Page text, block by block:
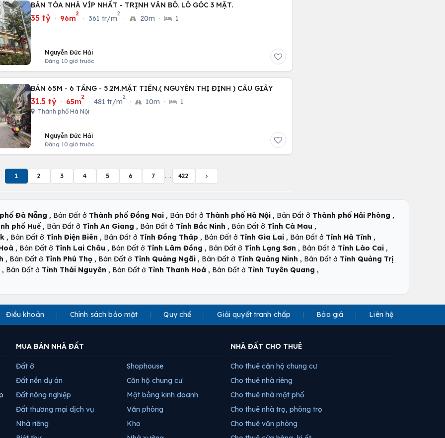
BÁN TÒA NHÀ VÍP NHẤT - TRỊNH VĂN BÔ. LÔ GÓC 3 MẶT.
35 tỷ · 96m
2
· 361 tr/m
2
· 20m · 1
Nguyễn Đức Hải
Đăng 10 giờ trước
BÁN 65M - 6 TẦNG - 5.2M.MẶT TIỀN.( NGUYỄN THỊ ĐỊNH ) CẦU GIẤY
31.5 tỷ · 65m
2
· 481 tr/m
2
· 10m · 1
Thành phố Hà Nội
Nguyễn Đức Hải
Đăng 10 giờ trước
1 2 3 4 5 6 7 ... 422
Đà Nẵng , Bán Đất ở Thành phố Đồng Nai , Bán Đất ở Thành phố Hà Nội , Bán Đất ở Thành phố Hải Phòng ,
phố Huế , Bán Đất ở Tỉnh An Giang , Bán Đất ở Tỉnh Bắc Ninh , Bán Đất ở Tỉnh Cà Mau ,
, Bán Đất ở Tỉnh Điện Biên , Bán Đất ở Tỉnh Đồng Tháp , Bán Đất ở Tỉnh Gia Lai , Bán Đất ở Tỉnh Hà Tĩnh ,
, Bán Đất ở Tỉnh Lai Châu , Bán Đất ở Tỉnh Lâm Đồng , Bán Đất ở Tỉnh Lạng Sơn , Bán Đất ở Tỉnh Lào Cai ,
, Bán Đất ở Tỉnh Phú Thọ , Bán Đất ở Tỉnh Quảng Ngãi , Bán Đất ở Tỉnh Quảng Ninh , Bán Đất ở Tỉnh Quảng Trị
, Bán Đất ở Tỉnh Thái Nguyên , Bán Đất ở Tỉnh Thanh Hoá , Bán Đất ở Tỉnh Tuyên Quang ,
Điều khoản Chính sách bảo mật Quy chế Giải quyết tranh chấp Báo giá Liên hệ
MUA BÁN NHÀ ĐẤT
Đất ở
Đất nền dự án
Đất nông nghiệp
Đất thương mại dịch vụ
Nhà riêng
Shophouse
Căn hộ chung cư
Mặt bằng kinh doanh
Văn phòng
Kho
NHÀ ĐẤT CHO THUÊ
Cho thuê căn hộ chung cư
Cho thuê nhà riêng
Cho thuê nhà mặt phố
Cho thuê nhà trọ, phòng trọ
Cho thuê văn phòng